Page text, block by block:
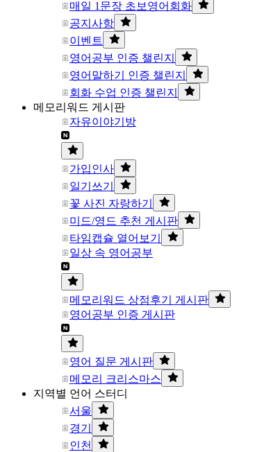
매일 1문장 초보영어회화
공지사항
이벤트
영어공부 인증 챌린지
영어말하기 인증 챌린지
회화 수업 인증 챌린지
메모리워드 게시판
자유이야기방
가입인사
일기쓰기
꽃 사진 자랑하기
미드/영드 추천 게시판
타임캡슐 열어보기
일상 속 영어공부
메모리워드 상점후기 게시판
영어공부 인증 게시판
영어 질문 게시판
메모리 크리스마스
지역별 언어 스터디
서울
경기
인천